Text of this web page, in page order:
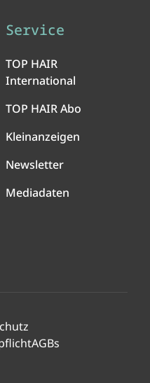
Service
TOP HAIR
International
TOP HAIR Abo
Kleinanzeigen
Newsletter
Mediadaten
AGBs